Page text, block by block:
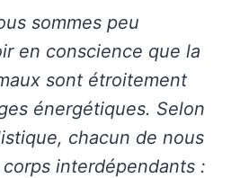
sommes peu
en conscience que la
sont étroitement
énergétiques. Selon
chacun de nous
interdépendants :